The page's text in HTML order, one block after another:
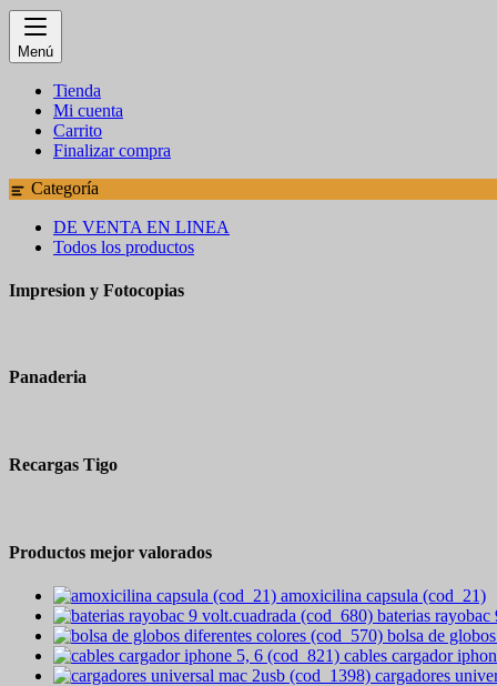
Menú
Tienda
Mi cuenta
Carrito
Finalizar compra
Categoría
DE VENTA EN LINEA
Todos los productos
Impresion y Fotocopias
Panaderia
Recargas Tigo
Productos mejor valorados
amoxicilina capsula (cod_21)
baterias
bolsa de
cables cargador
cargadores